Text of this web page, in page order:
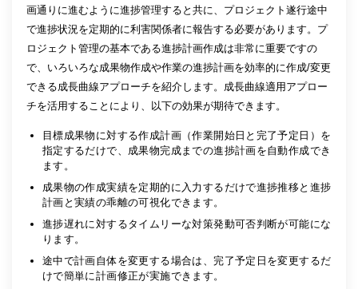
画通りに進むように進捗管理すると共に、プロジェクト遂行途中
で進捗状況を定期的に利害関係者に報告する必要があります。プ
ロジェクト管理の基本である進捗計画作成は非常に重要ですの
で、いろいろな成果物作成や作業の進捗計画を効率的に作成/変更
できる成長曲線アプローチを紹介します。成長曲線適用アプロー
チを活用することにより、以下の効果が期待できます。
目標成果物に対する作成計画（作業開始日と完了予定日）を
指定するだけで、成果物完成までの進捗計画を自動作成でき
ます。
成果物の作成実績を定期的に入力するだけで進捗推移と進捗
計画と実績の乖離の可視化できます。
進捗遅れに対するタイムリーな対策発動可否判断が可能にな
ります。
途中で計画自体を変更する場合は、完了予定日を変更するだ
けで簡単に計画修正が実施できます。